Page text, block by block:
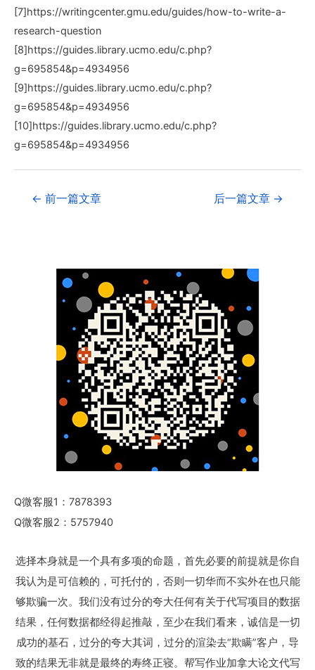
[7]https://writingcenter.gmu.edu/guides/how-to-write-a-
research-question
[8]https://guides.library.ucmo.edu/c.php?
g=695854&p=4934956
[9]https://guides.library.ucmo.edu/c.php?
g=695854&p=4934956
[10]https://guides.library.ucmo.edu/c.php?
g=695854&p=4934956
← 前一篇文章 后一篇文章 →
Q微客服1：7878393
Q微客服2：5757940
选择本身就是一个具有多项的命题，首先必要的前提就是你自
我认为是可信赖的，可托付的，否则一切华而不实外在也只能
够欺骗一次。我们没有过分的夸大任何有关于代写项目的数据
结果，任何数据都经得起推敲，至少在我们看来，诚信是一切
成功的基石，过分的夸大其词，过分的渲染去“欺瞒”客户，导
致的结果无非就是最终的寿终正寝。帮写作业加拿大论文代写